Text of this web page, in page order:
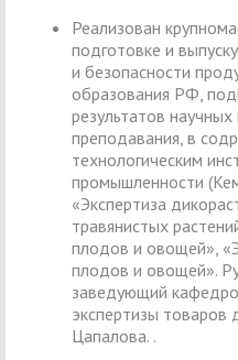
Реализован
подготовке и
и безопасности
образования РФ,
результатов
преподавания, в
технологическим
промышленности
«Экспертиза
травянистых
плодов и овощей»,
плодов и овощей».
заведующий
экспертизы товаров
Цапалова. .